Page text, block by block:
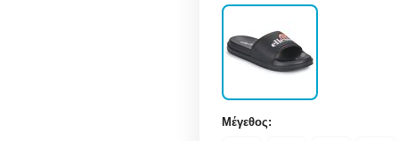
Μέγεθος: